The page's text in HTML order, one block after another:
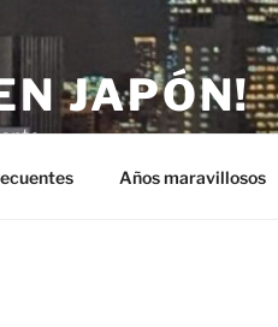
JAPÓN!
Años maravillosos